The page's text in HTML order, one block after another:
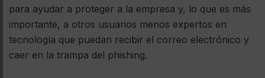
para ayudar a proteger a la empresa y, lo que es más
importante, a otros usuarios menos expertos en
tecnología que puedan recibir el correo electrónico y
caer en la trampa del phishing.